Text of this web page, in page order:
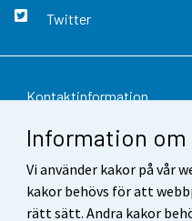
Information
Vi använder kakor på vår
kakor behövs för att
rätt sätt. Andra kakor
Twitter
Kontaktinformation
Respons
Användarvillkor
Dataskydd